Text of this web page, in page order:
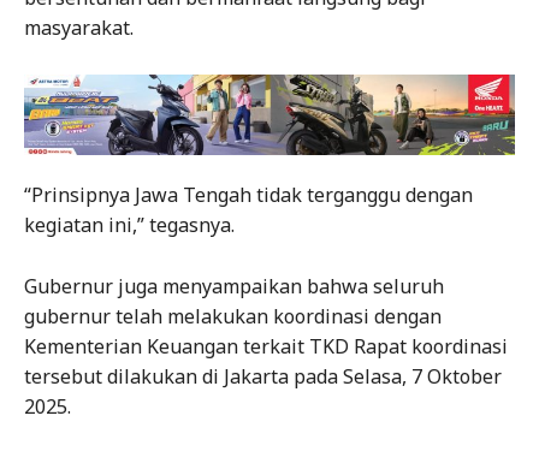
masyarakat.
“Prinsipnya Jawa Tengah tidak terganggu dengan
kegiatan ini,” tegasnya.
Gubernur juga menyampaikan bahwa seluruh
gubernur telah melakukan koordinasi dengan
Kementerian Keuangan terkait TKD Rapat koordinasi
tersebut dilakukan di Jakarta pada Selasa, 7 Oktober
2025.